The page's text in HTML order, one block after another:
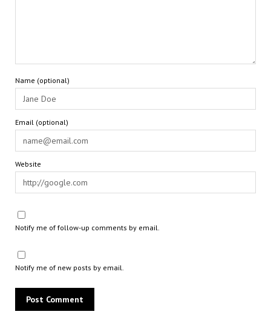
Name (optional)
Email (optional)
Website
Notify me of follow-up comments by email.
Notify me of new posts by email.